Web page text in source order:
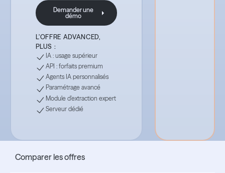
Demander une démo
Demander une
démo
L'OFFRE ADVANCED,
PLUS :
IA : usage supérieur
API : forfaits premium
Agents IA personnalisés
Paramétrage avancé
Module d'extraction expert
Serveur dédié
Comparer les offres